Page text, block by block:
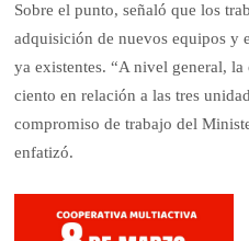
Sobre el punto, señaló que los
adquisición de nuevos equipos y
ya existentes. “A nivel general,
ciento en relación a las tres
compromiso de trabajo del
enfatizó.